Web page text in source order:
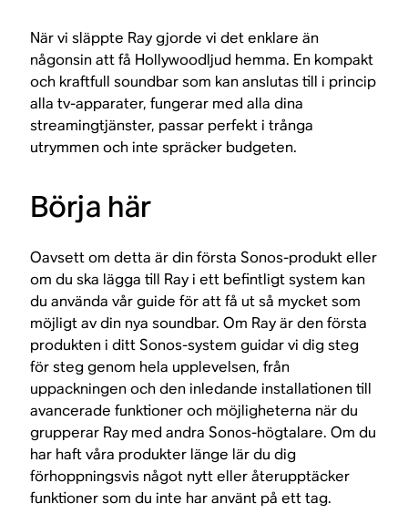
När vi släppte Ray gjorde vi det enklare än
någonsin att få Hollywoodljud hemma. En kompakt
och kraftfull soundbar som kan anslutas till i princip
alla tv-apparater, fungerar med alla dina
streamingtjänster, passar perfekt i trånga
utrymmen och inte spräcker budgeten.
Börja här
Oavsett om detta är din första Sonos-produkt eller
om du ska lägga till Ray i ett befintligt system kan
du använda vår guide för att få ut så mycket som
möjligt av din nya soundbar. Om Ray är den första
produkten i ditt Sonos-system guidar vi dig steg
för steg genom hela upplevelsen, från
uppackningen och den inledande installationen till
avancerade funktioner och möjligheterna när du
grupperar Ray med andra Sonos-högtalare. Om du
har haft våra produkter länge lär du dig
förhoppningsvis något nytt eller återupptäcker
funktioner som du inte har använt på ett tag.